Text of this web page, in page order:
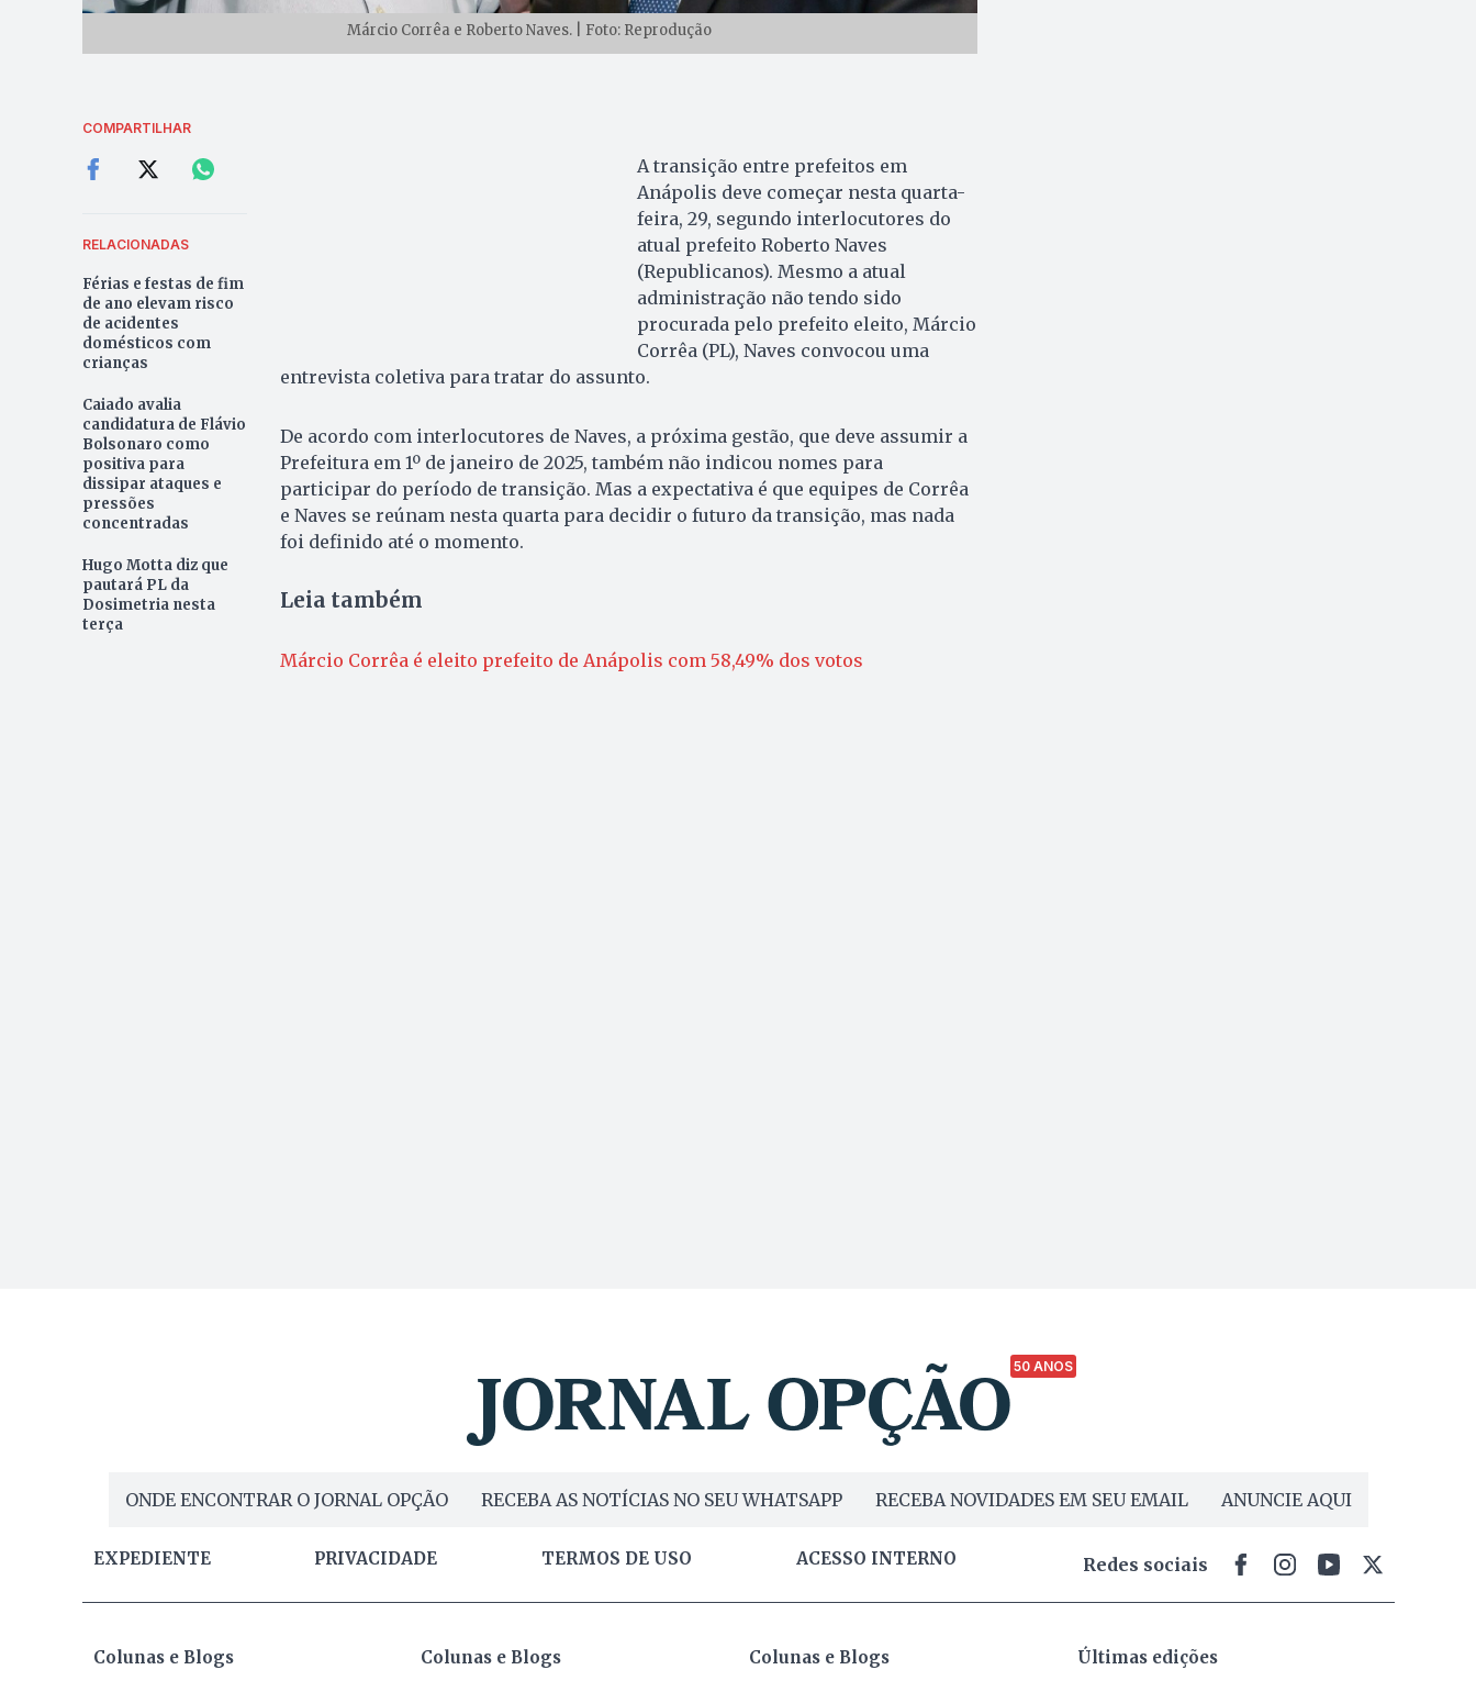
Márcio Corrêa e Roberto Naves. | Foto: Reprodução
COMPARTILHAR
RELACIONADAS
Férias e festas de fim
de ano elevam risco
de acidentes
domésticos com
crianças
Caiado avalia
candidatura de Flávio
Bolsonaro como
positiva para
dissipar ataques e
pressões
concentradas
Hugo Motta diz que
pautará PL da
Dosimetria nesta
terça
A transição entre prefeitos em
Anápolis deve começar nesta quarta-
feira, 29, segundo interlocutores do
atual prefeito Roberto Naves
(Republicanos). Mesmo a atual
administração não tendo sido
procurada pelo prefeito eleito, Márcio
Corrêa (PL), Naves convocou uma
entrevista coletiva para tratar do assunto.
De acordo com interlocutores de Naves, a próxima gestão, que deve assumir a
Prefeitura em 1º de janeiro de 2025, também não indicou nomes para
participar do período de transição. Mas a expectativa é que equipes de Corrêa
e Naves se reúnam nesta quarta para decidir o futuro da transição, mas nada
foi definido até o momento.
Leia também
Márcio Corrêa é eleito prefeito de Anápolis com 58,49% dos votos
50 ANOS
ONDE ENCONTRAR O JORNAL OPÇÃO RECEBA AS NOTÍCIAS NO SEU WHATSAPP RECEBA NOVIDADES EM SEU EMAIL ANUNCIE AQUI
EXPEDIENTE PRIVACIDADE TERMOS DE USO ACESSO INTERNO Redes sociais
Colunas e Blogs Colunas e Blogs Colunas e Blogs Últimas edições